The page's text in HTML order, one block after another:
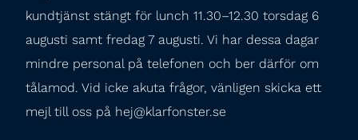
kundtjänst stängt för lunch 11.30–12.30 torsdag 6
augusti samt fredag 7 augusti. Vi har dessa dagar
mindre personal på telefonen och ber därför om
tålamod. Vid icke akuta frågor, vänligen skicka ett
mejl till oss på hej@klarfonster.se